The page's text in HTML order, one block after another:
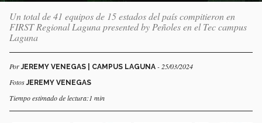
Un total de 41 equipos de 15 estados del país compitieron en
FIRST Regional Laguna presented by Peñoles en el Tec campus
Laguna
PorJEREMY VENEGAS | CAMPUS LAGUNA - 25/03/2024
FotosJEREMY VENEGAS
Tiempo estimado de lectura:1 min